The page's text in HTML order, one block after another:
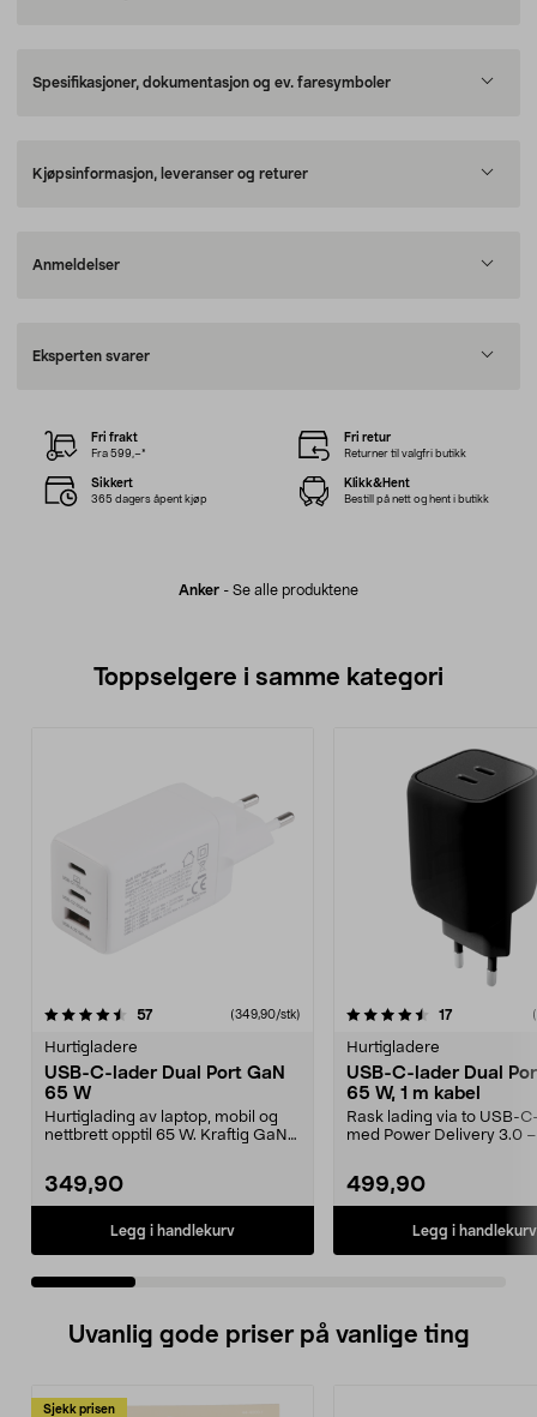
Spesifikasjoner, dokumentasjon og ev. faresymboler
Kjøpsinformasjon, leveranser og returer
Anmeldelser
Eksperten svarer
Anker - Se alle produktene
Fri frakt
Fra 599,–*
Fri retur
Returner til valgfri butikk
Sikkert
365 dagers åpent kjøp
Klikk&Hent
Bestill på nett og hent i butikk
Toppselgere i samme kategori
57anmeldelser(349,90/stk)
Hurtigladere
USB-C-lader Dual Port GaN
65 W
Hurtiglading av laptop, mobil og
nettbrett opptil 65 W. Kraftig GaN-
349,90
Legg i handlekurv
4.5 av 5 stjerner 17anmeldelser
Hurtigladere
USB-C-lader Dual
65 W, 1 m kabel
Rask lading via to USB-
med Power Delivery 3.0
499,90
Legg i handlekurv
4.5 av 5 stjerner
Uvanlig gode priser på vanlige ting
Sjekk prisen